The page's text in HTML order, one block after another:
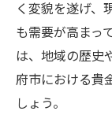
地政
貿易
世界
く変貌を遂げ、
も需要が高まっ
は、地域の歴史
府市における貴
しょう。